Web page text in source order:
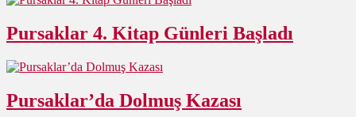
Pursaklar 4. Kitap Günleri Başladı
Pursaklar’da Dolmuş Kazası